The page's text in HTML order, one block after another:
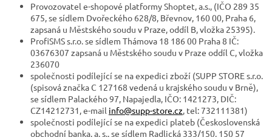
Provozovatel e-shopové platformy Shoptet, a.s., (IČO 289 35
675, se sídlem Dvořeckého 628/8, Břevnov, 160 00, Praha 6,
zapsaná u Městského soudu v Praze, oddíl B, vložka 25395).
ProfiSMS s.r.o. se sídlem Thámova 18 186 00 Praha 8 IČ:
03676307 zapsaná u Městského soudu v Praze oddíl C, vložka
236070
společnosti podílející se na expedici zboží (SUPP STORE s.r.o.
(spisová značka C 127168 vedená u krajského soudu v Brně),
se sídlem Palackého 97, Napajedla, IČO: 1421273, DIČ:
CZ14212731, e-mail info@supp-store.cz, tel: 732111381)
společnosti podílející se na expedici plateb (Československá
obchodní banka, a. s., se sídlem Radlická 333/150, 150 57